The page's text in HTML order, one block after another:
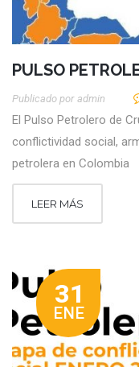
PULSO
Publicado por Admin
El Pulso Petrolero de
conflictividad social,
petrolera en Colombia
LEER MÁS
31
ENE